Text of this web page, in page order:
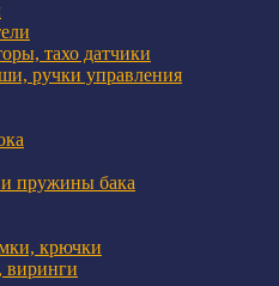
тахо датчики
ручки управления
пружины бака
крючки
виринги